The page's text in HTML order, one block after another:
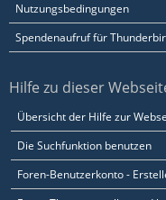
Nutzungsbedingungen
Spendenaufruf für
Hilfe zu dieser
Übersicht der Hilfe zur
Die Suchfunktion benutzen
Foren-Benutzerkonto -